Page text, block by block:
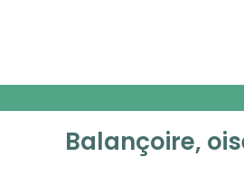
Balançoire,